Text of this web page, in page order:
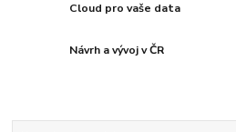
Cloud pro vaše data
Návrh a vývoj v ČR